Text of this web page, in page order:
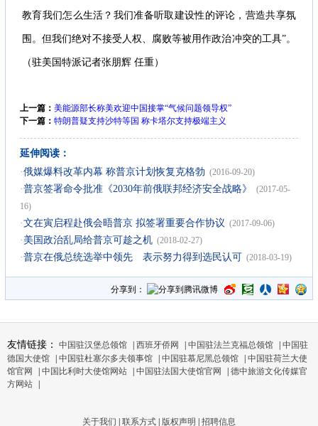
教育我们怎么生活？我们准备听取建设性的评论，营造共享氛
围。但我们绝对不接受人权、腐败等被用作政治冲突的工具”。
（驻美国特派记者张朋辉 任重）
上一篇： 美能源部长称美欢迎中国接掌“气候问题领导权”
下一篇： 特朗普疑支持沙特等国 称卡塔尔支持极端主义
延伸阅读：
·俄媒爆料改革内幕 称普京计划恢复克格勃 (2016-09-20)
·普京签署命令批准《2030年前俄联邦经济安全战略》
(2017-05-
16)
·文在寅启程赴俄会晤普京 拟签署重要合作协议 (2017-09-06)
· 美国政治乱局给普京可趁之机 (2018-02-27)
·普京在俄总统选举中领先 表示努力得到选民认可 (2018-03-19)
分享到：
友情链接： 中国驻汉堡总领馆 | 西班牙侨网 | 中国驻法兰克福总领馆 | 中国驻
德国大使馆 | 中国驻杜塞尔多夫领事馆 | 中国驻慕尼黑总领馆 | 中国驻荷兰大使
馆官网
| 中国比利时大使馆网站 | 中国驻法国大使馆官网 | 德中旅游文化传媒官
方网站 |
关于我们 | 联系方式 | 版权声明 | 招聘信息